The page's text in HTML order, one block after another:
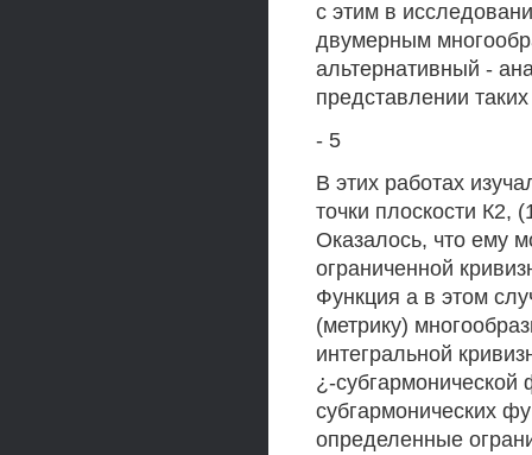
с этим в
двумерным
альтернативный -
представлении
- 5
В этих работах
точки плоскости К2,
Оказалось, что ему
ограниченной
Функция а в этом
(метрику)
интегральной
¿-субгармонической
субгармонических
определенные